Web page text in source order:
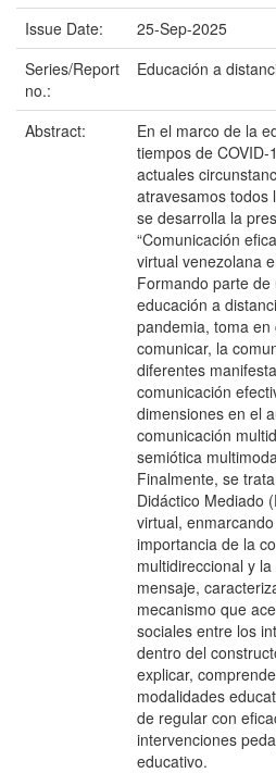
Issue Date:
25-Sep-2025
Series/Report
no.:
Educación a
Abstract:
En el marco de la
tiempos de
actuales
atravesamos todos
se desarrolla la
“Comunicación
virtual venezolana
Formando parte
educación a
pandemia, toma
comunicar, la
diferentes
comunicación
dimensiones en el
comunicación
semiótica
Finalmente, se
Didáctico Mediado
virtual,
importancia de la
multidireccional y
mensaje,
mecanismo que
sociales entre los
dentro del
explicar,
modalidades
de regular con
intervenciones
educativo.